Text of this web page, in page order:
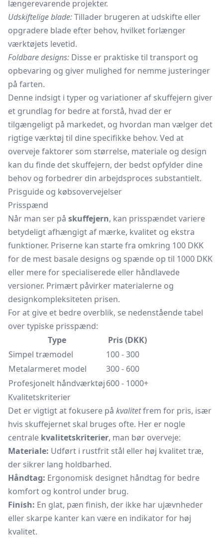
længerevarende projekter.
Udskiftelige blade:Tillader brugeren at udskifte eller
opgradere blade efter behov, hvilket forlænger
værktøjets levetid.
Foldbare designs: Disse er praktiske til transport og
opbevaring og giver mulighed for nemme justeringer
på farten.
Denne indsigt i typer og variationer af skuffejern giver
et grundlag for bedre at forstå, hvad der er
tilgængeligt på markedet, og hvordan man vælger det
rigtige værktøj til dine specifikke behov. Ved at
overveje faktorer som størrelse, materiale og design
kan du finde det skuffejern, der bedst opfylder dine
behov og forbedrer din arbejdsproces substantielt.
Prisguide og købsovervejelser
Prisspænd
Når man ser på skuffejern, kan prisspændet variere
betydeligt afhængigt af mærke, kvalitet og ekstra
funktioner. Priserne kan starte fra omkring 100 DKK
for de mest basale designs og spænde op til 1000 DKK
eller mere for specialiserede eller håndlavede
versioner. Primært påvirker materialerne og
designkompleksiteten prisen.
For at give et bedre overblik, se nedenstående tabel
over typiske prisspænd:
Type
Pris (DKK)
Simpel træmodel
100 - 300
Metalarmeret model
300 - 600
Profesjonelt håndværktøj600 - 1000+
Kvalitetskriterier
Det er vigtigt at fokusere på kvalitetfrem for pris, især
hvis skuffejernet skal bruges ofte. Her er nogle
centrale kvalitetskriterier, man bør overveje:
Materiale: Udført i rustfrit stål eller høj kvalitet træ,
der sikrer lang holdbarhed.
Håndtag: Ergonomisk designet håndtag for bedre
komfort og kontrol under brug.
Finish: En glat, pæn finish, der ikke har ujævnheder
eller skarpe kanter kan være en indikator for høj
kvalitet.